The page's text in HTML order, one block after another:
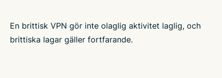
En brittisk VPN gör inte olaglig aktivitet laglig, och
brittiska lagar gäller fortfarande.